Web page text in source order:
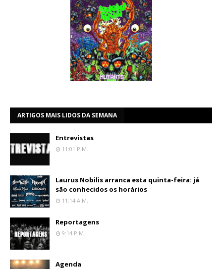
ARTIGOS MAIS LIDOS DA SEMANA
Entrevistas
11:01 P.m.
Laurus Nobilis arranca esta quinta-feira: já
são conhecidos os horários
11:14 A.m.
Reportagens
9:14 P.m.
Agenda